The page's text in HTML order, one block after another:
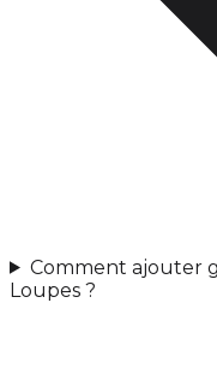
Comment ajouter
Loupes ?